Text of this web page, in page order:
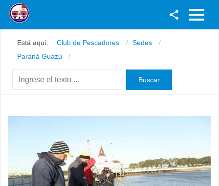
Youtube
Instagram
Está aquí: Club de Pescadores
Sedes
Paraná Guazú